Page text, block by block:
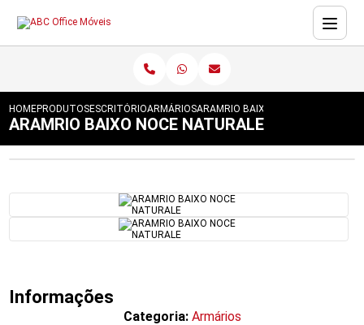
HOMEPRODUTOSESCRITÓRIOARMÁRIOSARAMRIO BAIXO NOCE NATURALE
ARAMRIO BAIXO NOCE NATURALE
Informações
Categoria: Armários